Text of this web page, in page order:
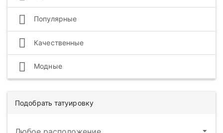
Популярные
Качественные
Модные
Подобрать татуировку